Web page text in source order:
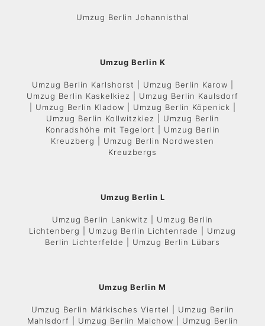
Umzug Berlin Johannisthal
Umzug Berlin K
Umzug Berlin Karlshorst | Umzug Berlin Karow |
Umzug Berlin Kaskelkiez | Umzug Berlin Kaulsdorf
| Umzug Berlin Kladow | Umzug Berlin Köpenick |
Umzug Berlin Kollwitzkiez | Umzug Berlin
Konradshöhe mit Tegelort | Umzug Berlin
Kreuzberg | Umzug Berlin Nordwesten
Kreuzbergs
Umzug Berlin L
Umzug Berlin Lankwitz | Umzug Berlin
Lichtenberg | Umzug Berlin Lichtenrade | Umzug
Berlin Lichterfelde | Umzug Berlin Lübars
Umzug Berlin M
Umzug Berlin Märkisches Viertel | Umzug Berlin
Mahlsdorf | Umzug Berlin Malchow | Umzug Berlin